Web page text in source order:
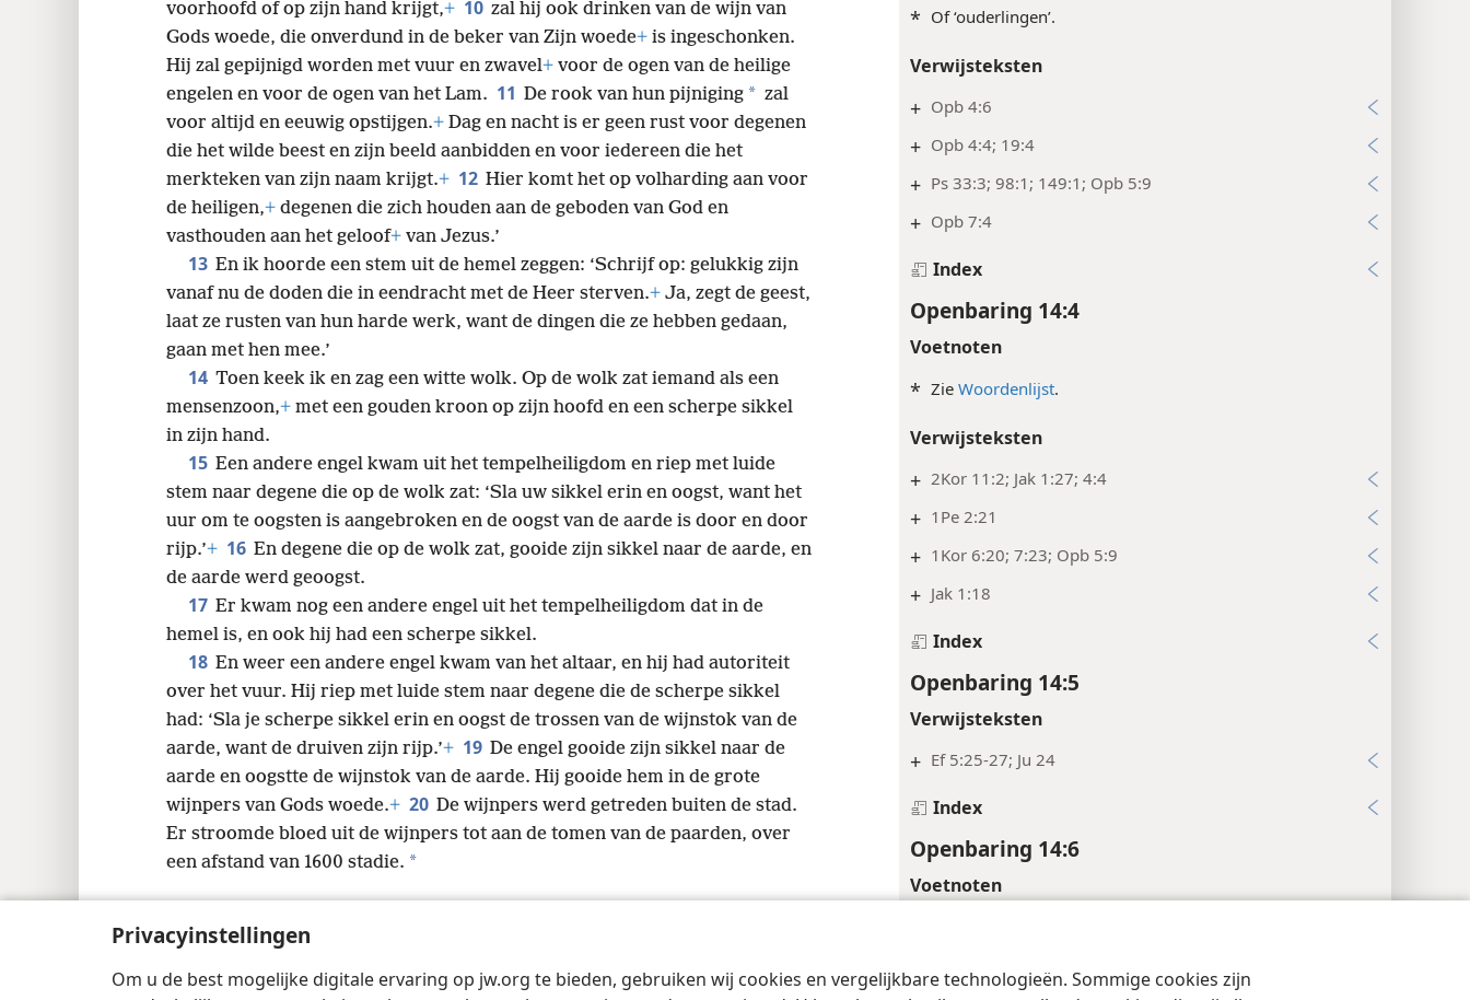
Privacyinstellingen
Om u de best mogelijke digitale ervaring op jw.org te bieden, gebruiken wij cookies en vergelijkbare technologieën. Sommige cookies zijn
* Of ‘ouderlingen’.
Verwijsteksten
+ Opb 4:6
+ Opb 4:4; 19:4
+ Ps 33:3; 98:1; 149:1; Opb 5:9
+ Opb 7:4
Index
Openbaring 14:4
Voetnoten
* ZieWoordenlijst.
Verwijsteksten
+ 2Kor 11:2; Jak 1:27; 4:4
+ 1Pe 2:21
+ 1Kor 6:20; 7:23; Opb 5:9
+ Jak 1:18
Index
Openbaring 14:5
Verwijsteksten
+ Ef 5:25-27; Ju 24
Index
Openbaring 14:6
Voetnoten
Verwijsteksten
voorhoofd of op zijn hand krijgt,+ 10 zal hij ook drinken van de wijn van
Gods woede, die onverdund in de beker van Zijn woede+ is ingeschonken.
Hij zal gepijnigd worden met vuur en zwavel+ voor de ogen van de heilige
engelen en voor de ogen van het Lam. 11 De rook van hun pijniging * zal
voor altijd en eeuwig opstijgen.+ Dag en nacht is er geen rust voor degenen
die het wilde beest en zijn beeld aanbidden en voor iedereen die het
merkteken van zijn naam krijgt.+ 12 Hier komt het op volharding aan voor
de heiligen,+ degenen die zich houden aan de geboden van God en
vasthouden aan het geloof+ van Jezus.’
13 En ik hoorde een stem uit de hemel zeggen: ‘Schrijf op: gelukkig zijn
vanaf nu de doden die in eendracht met de Heer sterven.+ Ja, zegt de geest,
laat ze rusten van hun harde werk, want de dingen die ze hebben gedaan,
gaan met hen mee.’
14 Toen keek ik en zag een witte wolk. Op de wolk zat iemand als een
mensenzoon,+ met een gouden kroon op zijn hoofd en een scherpe sikkel
in zijn hand.
15 Een andere engel kwam uit het tempelheiligdom en riep met luide
stem naar degene die op de wolk zat: ‘Sla uw sikkel erin en oogst, want het
uur om te oogsten is aangebroken en de oogst van de aarde is door en door
rijp.’+ 16 En degene die op de wolk zat, gooide zijn sikkel naar de aarde, en
de aarde werd geoogst.
17 Er kwam nog een andere engel uit het tempelheiligdom dat in de
hemel is, en ook hij had een scherpe sikkel.
18 En weer een andere engel kwam van het altaar, en hij had autoriteit
over het vuur. Hij riep met luide stem naar degene die de scherpe sikkel
had: ‘Sla je scherpe sikkel erin en oogst de trossen van de wijnstok van de
aarde, want de druiven zijn rijp.’+ 19 De engel gooide zijn sikkel naar de
aarde en oogstte de wijnstok van de aarde. Hij gooide hem in de grote
wijnpers van Gods woede.+ 20 De wijnpers werd getreden buiten de stad.
Er stroomde bloed uit de wijnpers tot aan de tomen van de paarden, over
een afstand van 1600 stadie. *
Copyright © 2026 Watch Tower Bible and Tract Society of Pennsylvania Gebruiksvoorwaarden Privacybeleid Privacyinstellingen JW.ORG Inloggen